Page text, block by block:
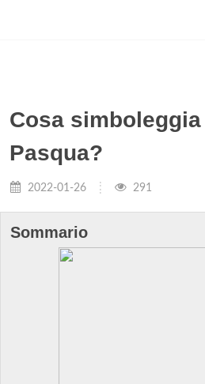
Cosa
Pasqua?
2022-01-26 291
Sommario